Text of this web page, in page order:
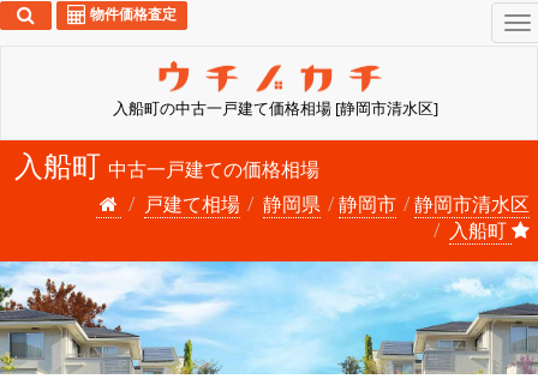
入船町の中古一戸建て価格相場 [静岡市清水区]
物件価格査定
入船町 中古一戸建ての価格相場
戸建て相場
静岡県 静岡市
静岡市清水区
入船町